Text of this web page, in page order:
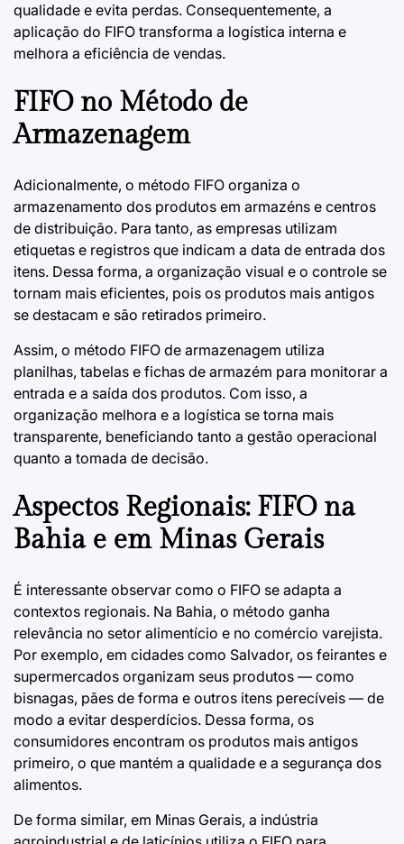
qualidade e evita perdas. Consequentemente, a
aplicação do FIFO transforma a logística interna e
melhora a eficiência de vendas.
FIFO no Método de
Armazenagem
Adicionalmente, o método FIFO organiza o
armazenamento dos produtos em armazéns e centros
de distribuição. Para tanto, as empresas utilizam
etiquetas e registros que indicam a data de entrada dos
itens. Dessa forma, a organização visual e o controle se
tornam mais eficientes, pois os produtos mais antigos
se destacam e são retirados primeiro.
Assim, o método FIFO de armazenagem utiliza
planilhas, tabelas e fichas de armazém para monitorar a
entrada e a saída dos produtos. Com isso, a
organização melhora e a logística se torna mais
transparente, beneficiando tanto a gestão operacional
quanto a tomada de decisão.
Aspectos Regionais: FIFO na
Bahia e em Minas Gerais
É interessante observar como o FIFO se adapta a
contextos regionais. Na Bahia, o método ganha
relevância no setor alimentício e no comércio varejista.
Por exemplo, em cidades como Salvador, os feirantes e
supermercados organizam seus produtos — como
bisnagas, pães de forma e outros itens perecíveis — de
modo a evitar desperdícios. Dessa forma, os
consumidores encontram os produtos mais antigos
primeiro, o que mantém a qualidade e a segurança dos
alimentos.
De forma similar, em Minas Gerais, a indústria